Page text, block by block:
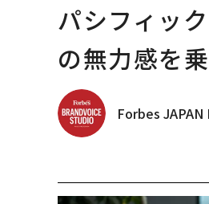
パシフィッ
の無力感を
Forbes